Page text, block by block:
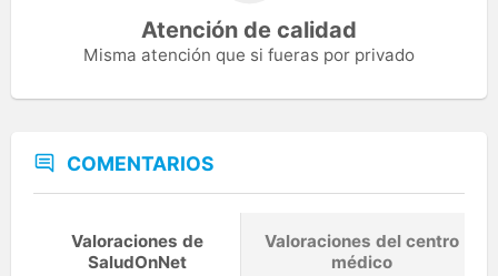
Atención de calidad
Misma atención que si fueras por privado
COMENTARIOS
Valoraciones de
SaludOnNet
Valoraciones del centro
médico